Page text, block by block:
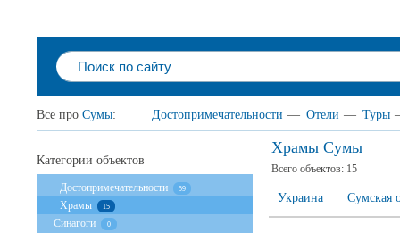
Все про Сумы: Достопримечательности — Отели — Туры
Храмы Сумы
Всего объектов: 15
Украина Сумская
Категории объектов
Достопримечательности 59
Храмы 15
Cинагоги 0